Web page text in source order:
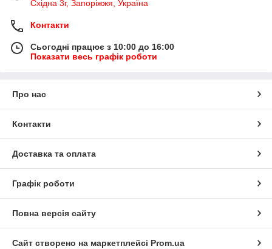
Східна 3г, Запоріжжя, Україна
Контакти
Сьогодні працює з 10:00 до 16:00
Показати весь графік роботи
Про нас
Контакти
Доставка та оплата
Графік роботи
Повна версія сайту
Сайт створено на маркетплейсі Prom.ua